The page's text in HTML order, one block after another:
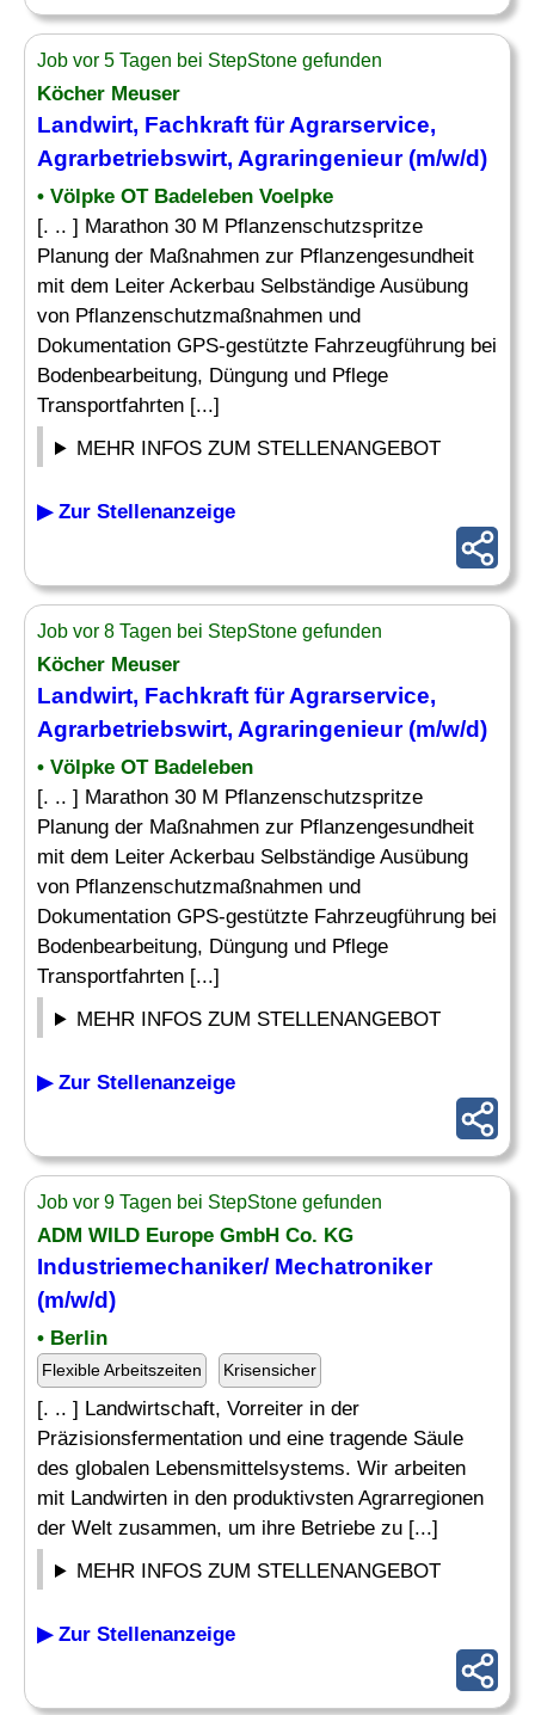
Job vor 5 Tagen bei StepStone gefunden
Köcher Meuser
Landwirt, Fachkraft für Agrarservice,
Agrarbetriebswirt, Agraringenieur (m/w/d)
• Völpke OT Badeleben Voelpke
[. .. ] Marathon 30 M Pflanzenschutzspritze
Planung der Maßnahmen zur Pflanzengesundheit
mit dem Leiter Ackerbau Selbständige Ausübung
von Pflanzenschutzmaßnahmen und
Dokumentation GPS-gestützte Fahrzeugführung bei
Bodenbearbeitung, Düngung und Pflege
Transportfahrten [...]
MEHR INFOS ZUM STELLENANGEBOT
▶ Zur Stellenanzeige
Job vor 8 Tagen bei StepStone gefunden
Köcher Meuser
Landwirt, Fachkraft für Agrarservice,
Agrarbetriebswirt, Agraringenieur (m/w/d)
• Völpke OT Badeleben
[. .. ] Marathon 30 M Pflanzenschutzspritze
Planung der Maßnahmen zur Pflanzengesundheit
mit dem Leiter Ackerbau Selbständige Ausübung
von Pflanzenschutzmaßnahmen und
Dokumentation GPS-gestützte Fahrzeugführung bei
Bodenbearbeitung, Düngung und Pflege
Transportfahrten [...]
MEHR INFOS ZUM STELLENANGEBOT
▶ Zur Stellenanzeige
Job vor 9 Tagen bei StepStone gefunden
ADM WILD Europe GmbH Co. KG
Industriemechaniker/ Mechatroniker
(m/w/d)
• Berlin
Flexible Arbeitszeiten Krisensicher
[. .. ] Landwirtschaft, Vorreiter in der
Präzisionsfermentation und eine tragende Säule
des globalen Lebensmittelsystems. Wir arbeiten
mit Landwirten in den produktivsten Agrarregionen
der Welt zusammen, um ihre Betriebe zu [...]
MEHR INFOS ZUM STELLENANGEBOT
▶ Zur Stellenanzeige